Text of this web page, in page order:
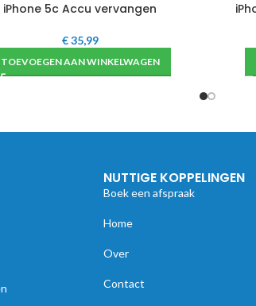
iPhone 5c Accu vervangen
€35,99
TOEVOEGEN AAN WINKELWAGEN
NUTTIGE KOPPELINGEN
Boek een afspraak
Home
Over
Contact